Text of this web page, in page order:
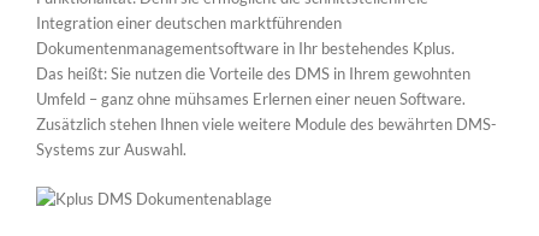
Integration einer deutschen marktführenden
Dokumentenmanagementsoftware in Ihr bestehendes Kplus.
Das heißt: Sie nutzen die Vorteile des DMS in Ihrem gewohnten
Umfeld – ganz ohne mühsames Erlernen einer neuen Software.
Zusätzlich stehen Ihnen viele weitere Module des bewährten DMS-
Systems zur Auswahl.